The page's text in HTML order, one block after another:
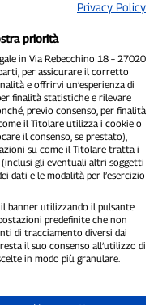
indipendente
2021 - Tribunale di Pavia
Srls- P.IVA
- Vicedirettore:Federico
Policy
trovi su P300.it"
2026
Privacy Policy
priorità
in Via Rebecchino 18 – 27020
per assicurare il corretto
e offrirvi un’esperienza di
finalità statistiche e rilevare
previo consenso, per finalità
il Titolare utilizza i cookie o
il consenso, se prestato),
su come il Titolare tratta i
gli eventuali altri soggetti
dati e le modalità per l’esercizio
banner utilizzando il pulsante
predefinite che non
di tracciamento diversi dai
il suo consenso all’utilizzo di
in modo più granulare.